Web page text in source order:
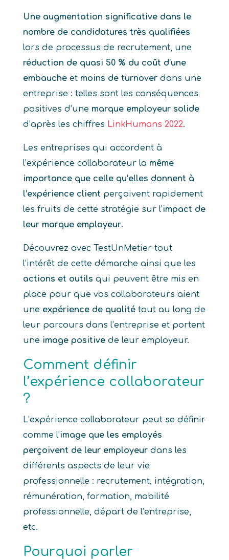
Une augmentation significative dans le
nombre de candidatures très qualifiées
lors de processus de recrutement, une
réduction de quasi 50 % du coût d’une
embaucheet moins de turnoverdans une
entreprise : telles sont les conséquences
positives d’une marque employeur solide
d’après les chiffres LinkHumans 2022.
Les entreprises qui accordent à
l’expérience collaborateur la même
importance que celle qu’elles donnent à
l’expérience client perçoivent rapidement
les fruits de cette stratégie sur l’impact de
leur marque employeur.
Découvrez avec TestUnMetier tout
l’intérêt de cette démarche ainsi que les
actions et outils qui peuvent être mis en
place pour que vos collaborateurs aient
une expérience de qualitétout au long de
leur parcours dans l’entreprise et portent
une image positivede leur employeur.
Comment définir
l’expérience collaborateur
?
L’expérience collaborateur peut se définir
comme l’image que les employés
perçoivent de leur employeurdans les
différents aspects de leur vie
professionnelle : recrutement, intégration,
rémunération, formation, mobilité
professionnelle, départ de l’entreprise,
etc.
Pourquoi parler